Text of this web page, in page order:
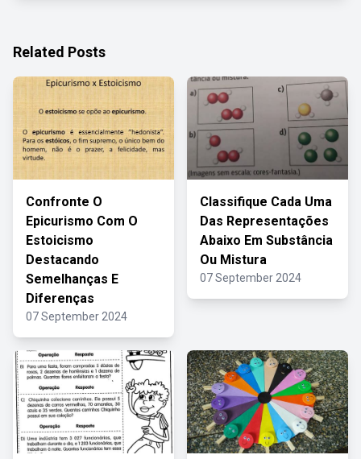
Related Posts
Confronte O
Epicurismo Com O
Estoicismo
Destacando
Semelhanças E
Diferenças
07 September 2024
Classifique Cada Uma
Das Representações
Abaixo Em Substância
Ou Mistura
07 September 2024